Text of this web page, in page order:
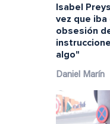
Isabel
vez que iba
obsesión
algo"
Daniel Marín